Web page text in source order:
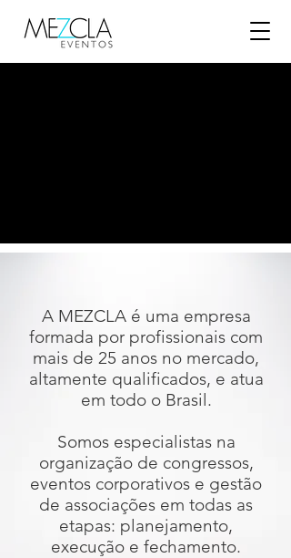
A MEZCLA é uma empresa
formada por profissionais com
mais de 25 anos no mercado,
altamente qualificados, e atua
em todo o Brasil.
Somos especialistas na
organização de congressos,
eventos corporativos e gestão
de associações em todas as
etapas: planejamento,
execução e fechamento.